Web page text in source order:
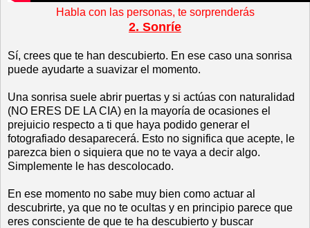
Habla con las personas, te sorprenderás
2. Sonríe
Sí, crees que te han descubierto. En ese caso una sonrisa
puede ayudarte a suavizar el momento.
Una sonrisa suele abrir puertas y si actúas con naturalidad
(NO ERES DE LA CIA) en la mayoría de ocasiones el
prejuicio respecto a ti que haya podido generar el
fotografiado desaparecerá. Esto no significa que acepte, le
parezca bien o siquiera que no te vaya a decir algo.
Simplemente le has descolocado.
En ese momento no sabe muy bien como actuar al
descubrirte, ya que no te ocultas y en principio parece que
eres consciente de que te ha descubierto y buscar